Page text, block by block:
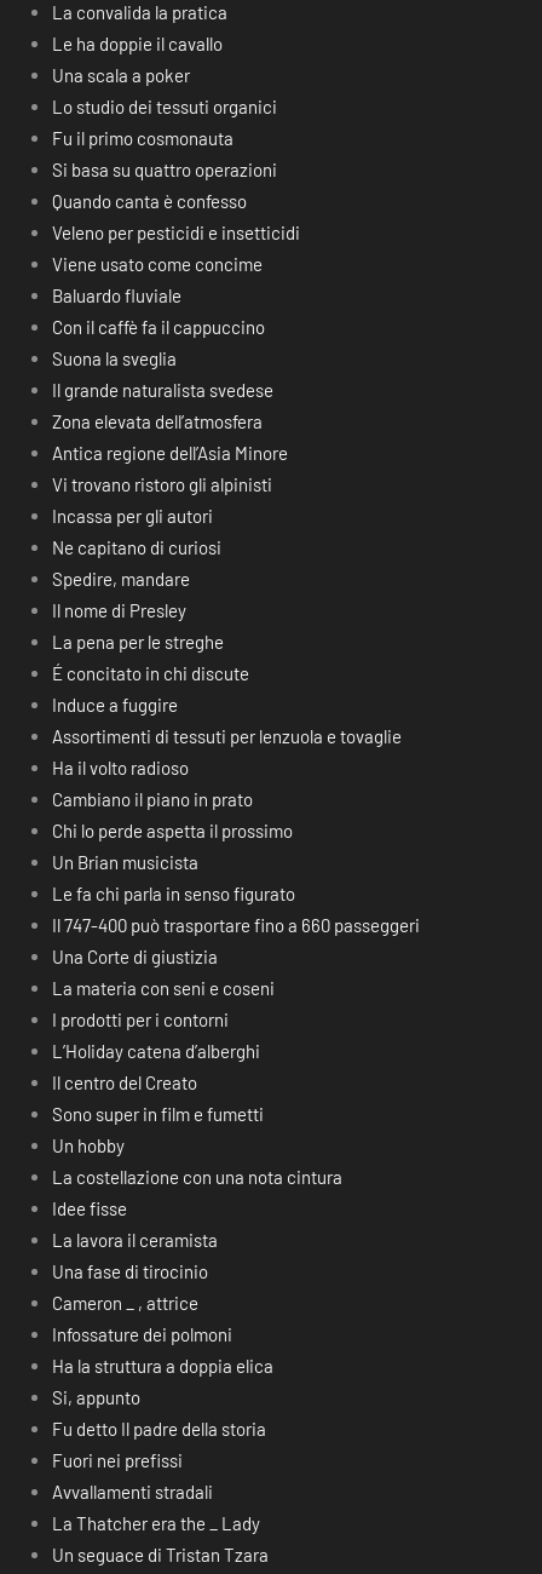
La convalida la pratica
Le ha doppie il cavallo
Una scala a poker
Lo studio dei tessuti organici
Fu il primo cosmonauta
Si basa su quattro operazioni
Quando canta è confesso
Veleno per pesticidi e insetticidi
Viene usato come concime
Baluardo fluviale
Con il caffè fa il cappuccino
Suona la sveglia
Il grande naturalista svedese
Zona elevata dell’atmosfera
Antica regione dell’Asia Minore
Vi trovano ristoro gli alpinisti
Incassa per gli autori
Ne capitano di curiosi
Spedire, mandare
Il nome di Presley
La pena per le streghe
É concitato in chi discute
Induce a fuggire
Assortimenti di tessuti per lenzuola e tovaglie
Ha il volto radioso
Cambiano il piano in prato
Chi lo perde aspetta il prossimo
Un Brian musicista
Le fa chi parla in senso figurato
Il 747-400 può trasportare fino a 660 passeggeri
Una Corte di giustizia
La materia con seni e coseni
I prodotti per i contorni
L’Holiday catena d’alberghi
Il centro del Creato
Sono super in film e fumetti
Un hobby
La costellazione con una nota cintura
Idee fisse
La lavora il ceramista
Una fase di tirocinio
Cameron _ , attrice
Infossature dei polmoni
Ha la struttura a doppia elica
Si, appunto
Fu detto Il padre della storia
Fuori nei prefissi
Avvallamenti stradali
La Thatcher era the _ Lady
Un seguace di Tristan Tzara